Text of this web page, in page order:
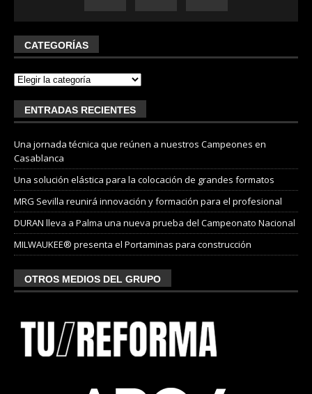
CATEGORÍAS
ENTRADAS RECIENTES
Una jornada técnica que reúnen a nuestros Campeones en
Casablanca
Una solución elástica para la colocación de grandes formatos
MRG Sevilla reunirá innovación y formación para el profesional
DURAN lleva a Palma una nueva prueba del Campeonato Nacional
MILWAUKEE® presenta el Portaminas para construcción
OTROS MEDIOS DEL GRUPO